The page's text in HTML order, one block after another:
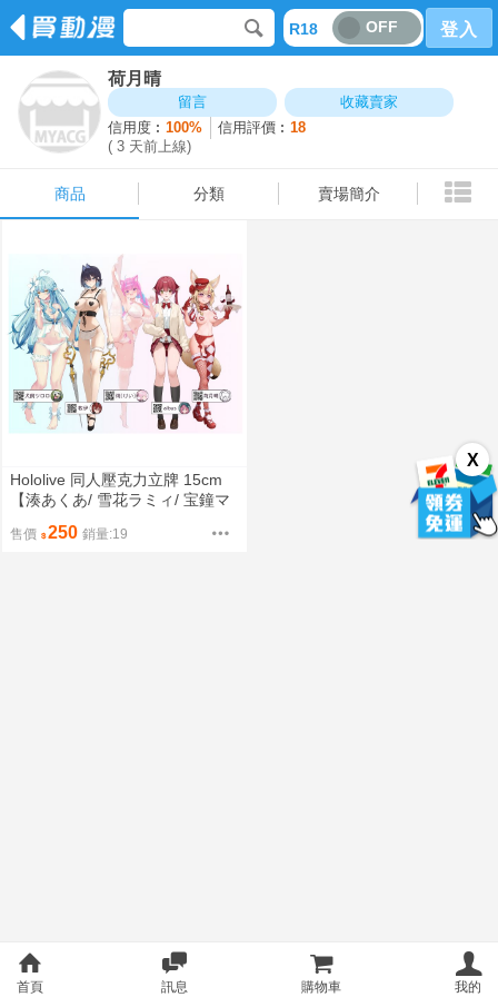
R18 OFF 登入
荷月晴
留言
收藏賣家
信用度︰100% 信用評價︰18
( 3 天前上線)
商品 分類 賣場簡介
X
Hololive 同人壓克力立牌 15cm
【湊あくあ/ 雪花ラミィ/ 宝鐘マ
售價 250 銷量:19
商品
首頁 訊息 購物車 我的